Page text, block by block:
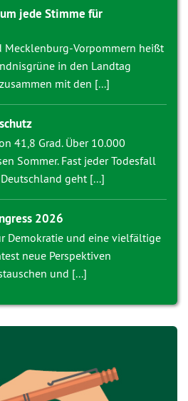
jede Stimme für
Mecklenburg-Vorpommern heißt
in den Landtag
mit den [...]
41,8 Grad. Über 10.000
Sommer. Fast jeder Todesfall
geht [...]
2026
Demokratie und eine vielfältige
neue Perspektiven
und [...]